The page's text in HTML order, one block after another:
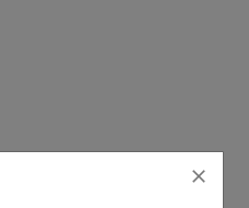
Станция «Липовая роща»